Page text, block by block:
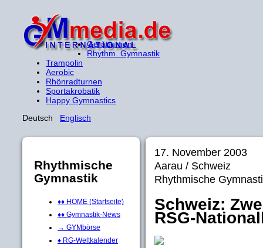
Gerätturnen
Rhythm. Gymnastik
Trampolin
Aerobic
Rhönradturnen
Sportakrobatik
Happy Gymnastics
Deutsch Englisch
Rhythmische
Gymnastik
♦♦ HOME (Startseite)
♦♦ Gymnastik-News
→ GYMbörse
♦ RG-Weltkalender
17. November 2003
Aarau / Schweiz
Rhythmische
Schweiz:
RSG-